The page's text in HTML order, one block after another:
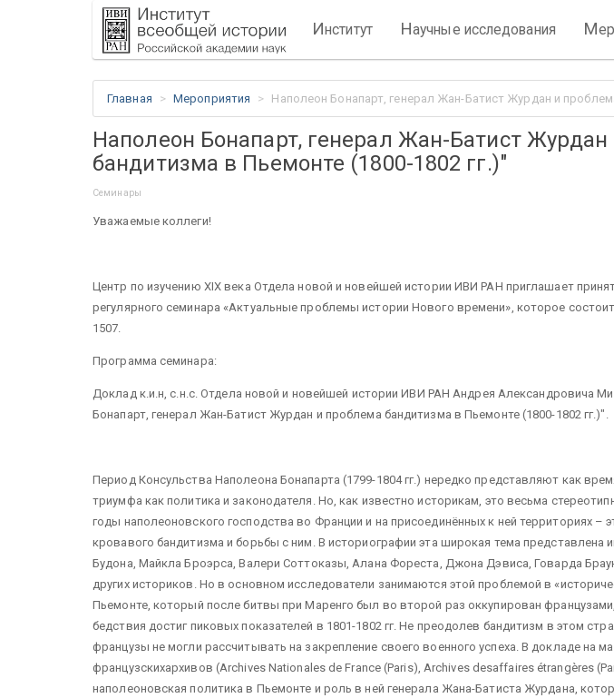
Институт Научные исследования М
Главная Мероприятия Наполеон Бонапарт, генерал Жан-Батист Журдан и
Наполеон Бонапарт, генерал Жан-Батист
бандитизма в Пьемонте (1800-1802 гг.)"
Семинары
Уважаемые коллеги!
Центр по изучению XIX века Отдела новой и новейшей истории ИВИ РАН приглашает
регулярного семинара «Актуальные проблемы истории Нового времени», которое
1507.
Программа семинара:
Доклад к.и.н, с.н.с. Отдела новой и новейшей истории ИВИ РАН Андрея Александровича
Бонапарт, генерал Жан-Батист Журдан и проблема бандитизма в Пьемонте (1800-1802 гг.)".
Период Консульства Наполеона Бонапарта (1799-1804 гг.) нередко представляют как
триумфа как политика и законодателя. Но, как известно историкам, это весьма
годы наполеоновского господства во Франции и на присоединённых к ней территориях –
кровавого бандитизма и борьбы с ним. В историографии эта широкая тема представлена
Будона, Майкла Броэрса, Валери Соттоказы, Алана Фореста, Джона Дэвиса, Говарда
других историков. Но в основном исследователи занимаются этой проблемой в
Пьемонте, который после битвы при Маренго был во второй раз оккупирован
бедствия достиг пиковых показателей в 1801-1802 гг. Не преодолев бандитизм в этом
французы не могли рассчитывать на закрепление своего военного успеха. В докладе на
французскихархивов (Archives Nationales de France (Paris), Archives desaffaires étrangères
наполеоновская политика в Пьемонте и роль в ней генерала Жана-Батиста Журдана,